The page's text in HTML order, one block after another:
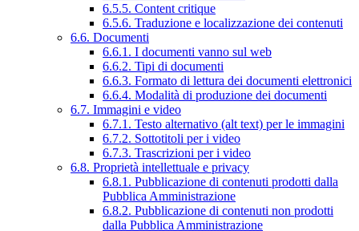
6.5.5. Content critique
6.5.6. Traduzione e localizzazione dei contenuti
6.6. Documenti
6.6.1. I documenti vanno sul web
6.6.2. Tipi di documenti
6.6.3. Formato di lettura dei documenti elettronici
6.6.4. Modalità di produzione dei documenti
6.7. Immagini e video
6.7.1. Testo alternativo (alt text) per le immagini
6.7.2. Sottotitoli per i video
6.7.3. Trascrizioni per i video
6.8. Proprietà intellettuale e privacy
6.8.1. Pubblicazione di contenuti prodotti dalla
Pubblica Amministrazione
6.8.2. Pubblicazione di contenuti non prodotti
dalla Pubblica Amministrazione